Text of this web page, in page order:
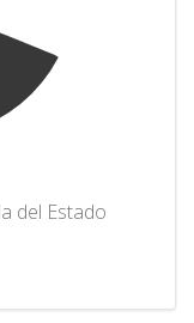
del Estado